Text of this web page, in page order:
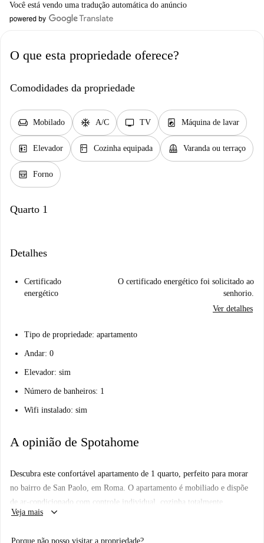
Você está vendo uma tradução automática do anúncio
O que esta propriedade oferece?
Comodidades da propriedade
chair Mobilado ac_unit A/C tv TV local_laundry_service Máquina de lavar
elevator Elevador kitchen Cozinha equipada balcony Varanda ou terraço
oven_gen Forno
Quarto 1
Detalhes
Certificado
energético
O certificado energético foi solicitado ao
senhorio.
Ver detalhes
Tipo de propriedade: apartamento
Andar: 0
Elevador: sim
Número de banheiros: 1
Wifi instalado: sim
A opinião de Spotahome
Descubra este confortável apartamento de 1 quarto, perfeito para morar
no bairro de San Paolo, em Roma. O apartamento é mobiliado e dispõe
de ar-condicionado com controle individual, cozinha totalmente
equipada com forno e máquina de lavar roupa privativa. Além disso,
Veja mais keyboard_arrow_down
Porque não posso visitar a propriedade?